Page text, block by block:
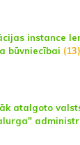
instance
būvniecībai (13)
atalgoto